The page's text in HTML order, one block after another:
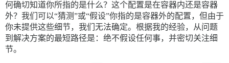
何确切知道你所指的是什么？这个配置是在容器内还是容器
外？我们可以“猜测”或“假设”你指的是容器外的配置，但由于
你未提供这些细节，我们无法确定。根据我的经验，从问题
到解决方案的最短路径是：绝不假设任何事，并密切关注细
节。